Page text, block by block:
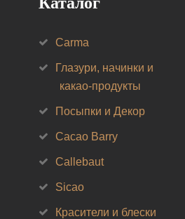
Carma
Глазури, начинки и
какао-продукты
Посыпки и Декор
Cacao Barry
Callebaut
Sicao
Красители и блески